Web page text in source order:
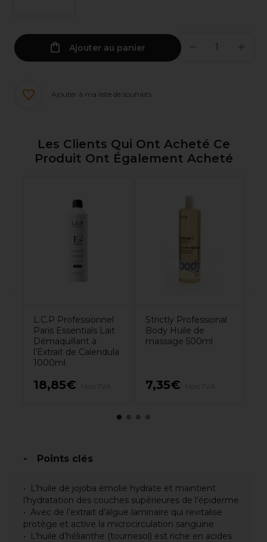
Ajouter au panier
Ajouter à ma liste de souhaits
Les Clients Qui Ont Acheté Ce
Produit Ont Également Acheté
L.C.P Professionnel
Paris Essentials Lait
Démaquillant à
l’Extrait de Calendula
1000ml
18,85€
Strictly Professional
Body Huile de
massage 500ml
7,35€
Points clés
L’huile de jojoba émolie hydrate et maintient
l’hydratation des couches supérieures de l’épiderme
Avec de l’extrait d’algue laminaire qui revitalise
protège et active la microcirculation sanguine
L’huile d’hélianthe (tournesol) est riche en acides